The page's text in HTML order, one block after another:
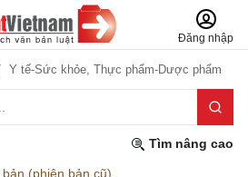
Đăng nhập
Y tế-Sức khỏe, Thực phẩm-Dược phẩm
Tìm nâng cao
(phiên bản cũ)